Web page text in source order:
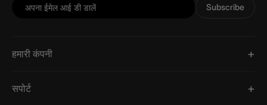
Subscribe
हमारी कंपनी
सपोर्ट